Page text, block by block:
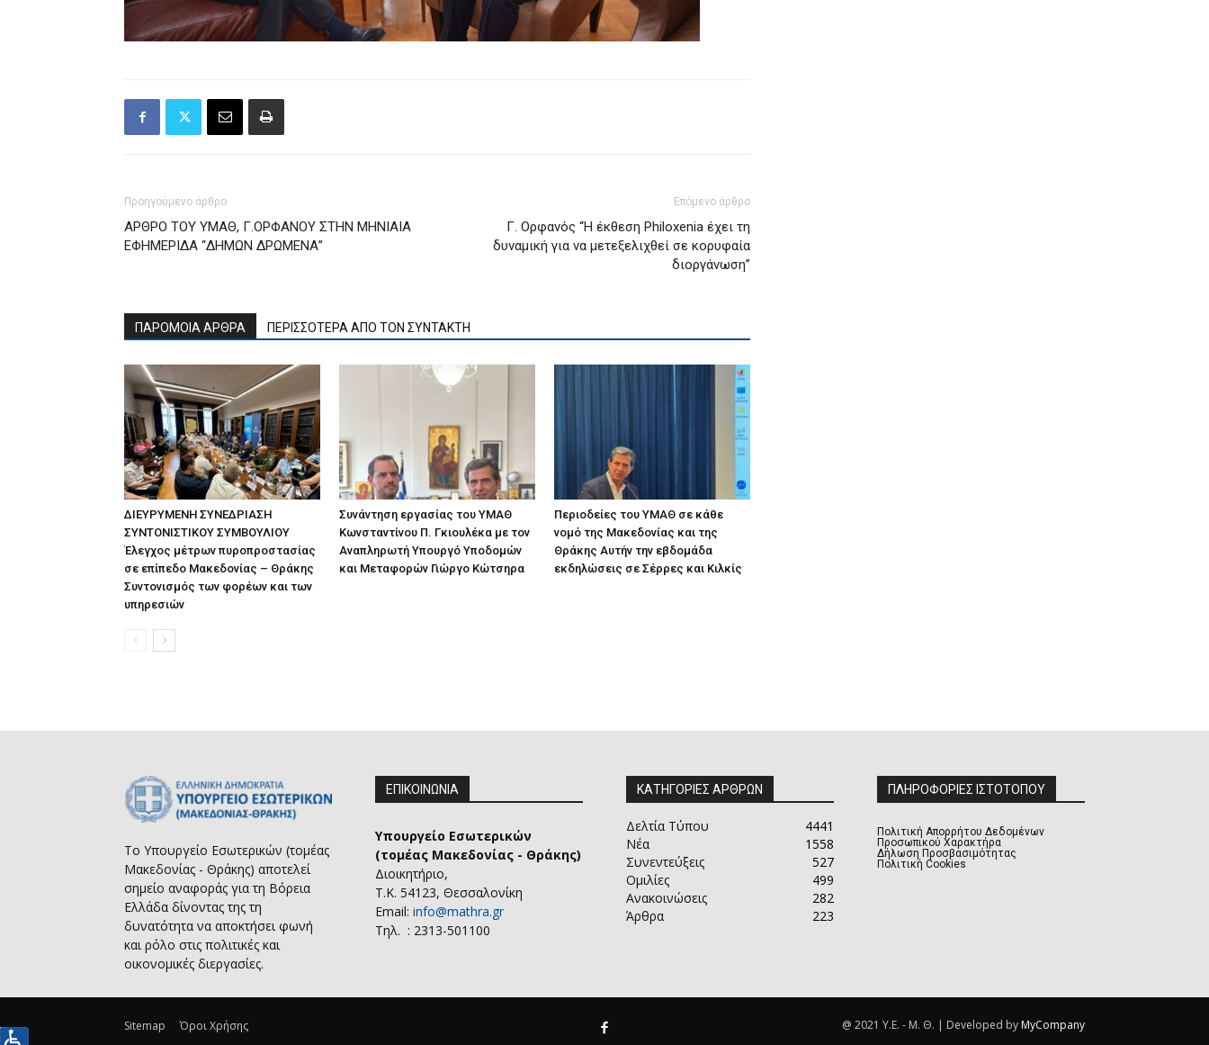
Προηγούμενο άρθρο
ΑΡΘΡΟ ΤΟΥ ΥΜΑΘ, Γ.ΟΡΦΑΝΟΥ ΣΤΗΝ ΜΗΝΙΑΙΑ
ΕΦΗΜΕΡΙΔΑ “ΔΗΜΩΝ ΔΡΩΜΕΝΑ”
Επόμενο άρθρο
Γ. Ορφανός “Η έκθεση Philoxenia έχει τη
δυναμική για να μετεξελιχθεί σε κορυφαία
διοργάνωση”
ΠΑΡΟΜΟΙΑ ΑΡΘΡΑ ΠΕΡΙΣΣΟΤΕΡΑ ΑΠΟ ΤΟΝ ΣΥΝΤΑΚΤΗ
ΔΙΕΥΡΥΜΕΝΗ ΣΥΝΕΔΡΙΑΣΗ
ΣΥΝΤΟΝΙΣΤΙΚΟΥ ΣΥΜΒΟΥΛΙΟΥ
Έλεγχος μέτρων πυροπροστασίας
σε επίπεδο Μακεδονίας – Θράκης
Συντονισμός των φορέων και των
υπηρεσιών
Συνάντηση εργασίας του ΥΜΑΘ
Κωνσταντίνου Π. Γκιουλέκα με τον
Αναπληρωτή Υπουργό Υποδομών
και Μεταφορών Γιώργο Κώτσηρα
Περιοδείες του ΥΜΑΘ σε κάθε
νομό της Μακεδονίας και της
Θράκης Αυτήν την εβδομάδα
εκδηλώσεις σε Σέρρες και Κιλκίς
Το Υπουργείο Εσωτερικών (τομέας
Μακεδονίας - Θράκης) αποτελεί
σημείο αναφοράς για τη Βόρεια
Ελλάδα δίνοντας της τη
δυνατότητα να αποκτήσει φωνή
και ρόλο στις πολιτικές και
οικονομικές διεργασίες.
ΕΠΙΚΟΙΝΩΝΙΑ
Υπουργείο Εσωτερικών
(τομέας Μακεδονίας - Θράκης)
Διοικητήριο,
Τ.Κ. 54123, Θεσσαλονίκη
Email: info@mathra.gr
Τηλ. : 2313-501100
ΚΑΤΗΓΟΡΙΕΣ ΑΡΘΡΩΝ
Δελτία Τύπου
4441
Νέα
1558
Συνεντεύξεις
527
Ομιλίες
499
Ανακοινώσεις
282
Άρθρα
223
ΠΛΗΡΟΦΟΡΙΕΣ ΙΣΤΟΤΟΠΟΥ
Πολιτική Απορρήτου Δεδομένων
Προσωπικού Χαρακτήρα
Δήλωση Προσβασιμότητας
Πολιτική Cookies
Sitemap Όροι Χρήσης @ 2021 Υ.Ε. - Μ. Θ. | Developed by MyCompany